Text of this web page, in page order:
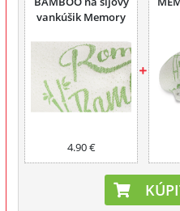
vankúšik Memory
4.90 €